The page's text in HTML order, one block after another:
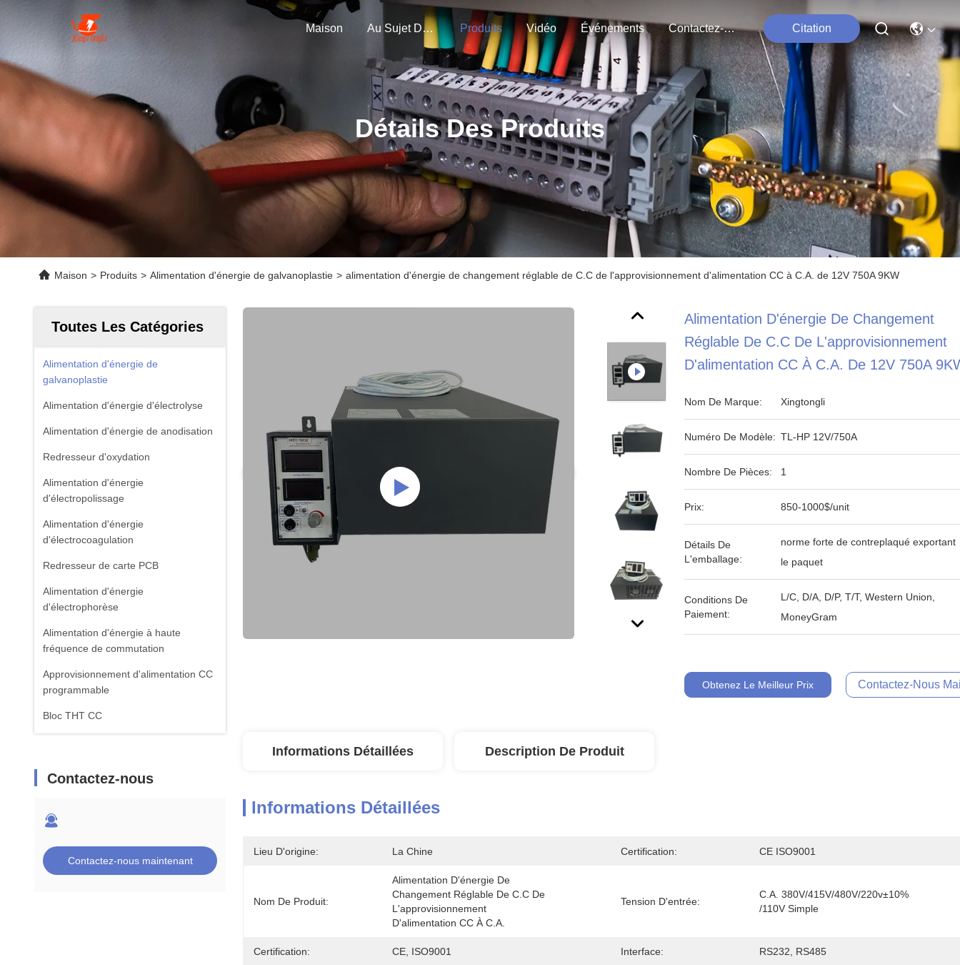
Maison Au Sujet De Nous Produits Vidéo Événements Contactez-Nous Citation
Détails Des Produits
Maison > Produits > Alimentation d'énergie de galvanoplastie > alimentation d'énergie de changement réglable de C.C de l'approvisionnement d'alimentation CC à C.A. de 12V 750A 9KW
Toutes Les Catégories
Alimentation d'énergie de
galvanoplastie
Alimentation d'énergie d'électrolyse
Alimentation d'énergie de anodisation
Redresseur d'oxydation
Alimentation d'énergie
d'électropolissage
Alimentation d'énergie
d'électrocoagulation
Redresseur de carte PCB
Alimentation d'énergie
d'électrophorèse
Alimentation d'énergie à haute
fréquence de commutation
Approvisionnement d'alimentation CC
programmable
Bloc THT CC
Contactez-nous
Contactez-nous maintenant
Alimentation D'énergie De Changement
Réglable De C.C De L'approvisionnement
D'alimentation CC À C.A. De 12V 750A
Nom De Marque: Xingtongli
Numéro De Modèle: TL-HP 12V/750A
Nombre De Pièces: 1
Prix: 850-1000$/unit
Détails De
L'emballage:
norme forte de contreplaqué exportant
le paquet
Conditions De
Paiement:
L/C, D/A, D/P, T/T, Western Union,
MoneyGram
Obtenez Le Meilleur Prix Contactez-Nous
Informations Détaillées Description De Produit
Informations Détaillées
Lieu D'origine: La Chine Certification: CE ISO9001
Nom De Produit:
Alimentation D'énergie De
Changement Réglable De C.C De
L'approvisionnement
D'alimentation CC À C.A.
Tension D'entrée:
C.A. 380V/415V/480V/220v±10%
/110V Simple
Certification: CE, ISO9001 Interface: RS232, RS485